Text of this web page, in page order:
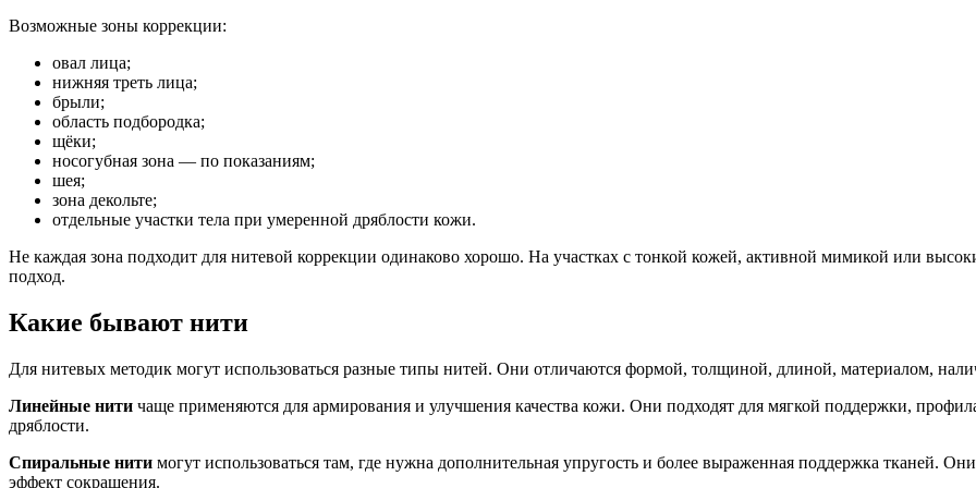
Возможные зоны коррекции:
овал лица;
нижняя треть лица;
брыли;
область подбородка;
щёки;
носогубная зона — по показаниям;
шея;
зона декольте;
отдельные участки тела при умеренной дряблости кожи.
Не каждая зона подходит для нитевой коррекции одинаково хорошо. На участках с тонкой кожей, активной мимикой или
подход.
Какие бывают нити
Для нитевых методик могут использоваться разные типы нитей. Они отличаются формой, толщиной, длиной, материалом,
Линейные нити чаще применяются для армирования и улучшения качества кожи. Они подходят для мягкой поддержки,
дряблости.
Спиральные нити могут использоваться там, где нужна дополнительная упругость и более выраженная поддержка тканей.
эффект сокращения.